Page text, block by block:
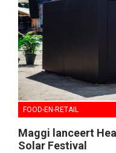
FOOD-EN-RETAIL
Maggi lanceert
Solar Festival